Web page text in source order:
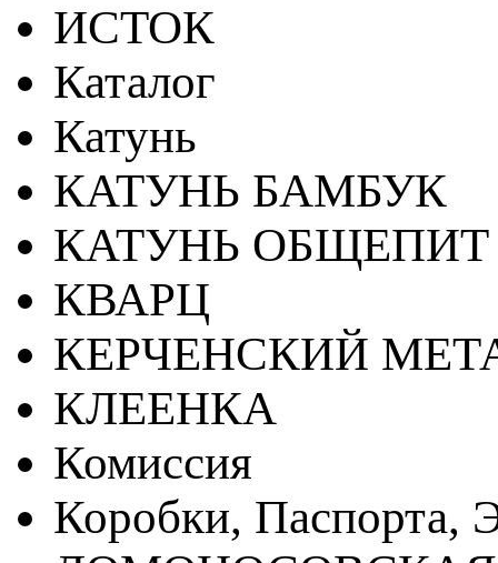
ИСТОК
Каталог
Катунь
КАТУНЬ БАМБУК
КАТУНЬ ОБЩЕПИТ
КВАРЦ
КЕРЧЕНСКИЙ
КЛЕЕНКА
Комиссия
Коробки, Паспорта,